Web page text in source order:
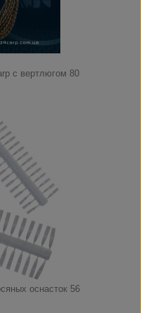
с вертлюгом 80
оснасток 56